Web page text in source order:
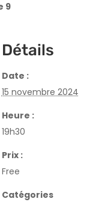
9
Détails
Date :
15 novembre 2024
Heure :
19h30
Prix :
Free
Catégories